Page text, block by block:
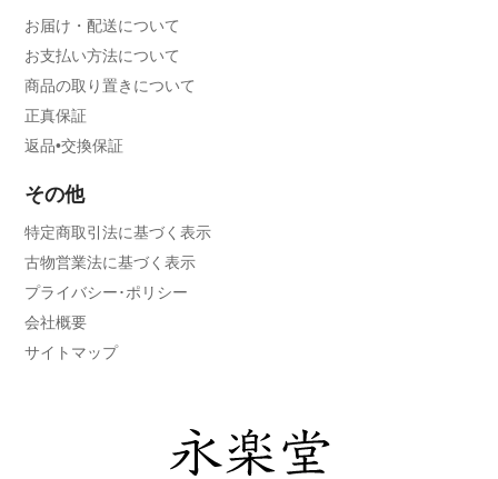
お届け・配送について
お支払い方法について
商品の取り置きについて
正真保証
返品•交換保証
その他
特定商取引法に基づく表示
古物営業法に基づく表示
プライバシー･ポリシー
会社概要
サイトマップ